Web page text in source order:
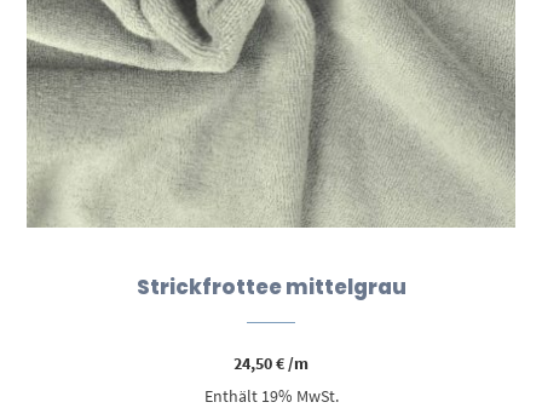
Strickfrottee mittelgrau
24,50€/m
Enthält 19% MwSt.